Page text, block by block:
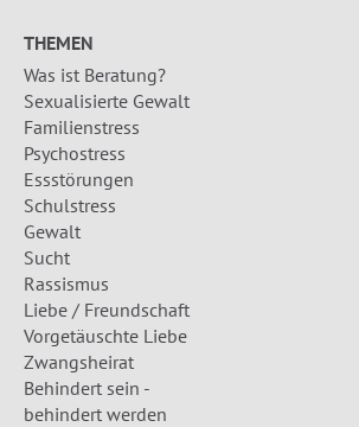
THEMEN
Was ist Beratung?
Sexualisierte Gewalt
Familienstress
Psychostress
Essstörungen
Schulstress
Gewalt
Sucht
Rassismus
Liebe / Freundschaft
Vorgetäuschte Liebe
Zwangsheirat
Behindert sein -
behindert werden